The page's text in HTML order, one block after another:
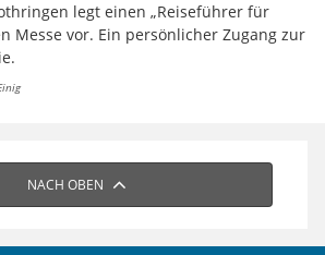
legt einen „Reiseführer für
Messe vor. Ein persönlicher Zugang zur
NACH OBEN